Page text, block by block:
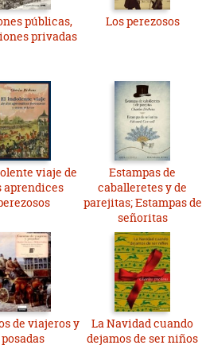
públicas,
privadas
Los perezosos
viaje de
aprendices
Estampas de
caballeretes y de
parejitas; Estampas de
señoritas
de viajeros y
posadas
La Navidad cuando
dejamos de ser niños